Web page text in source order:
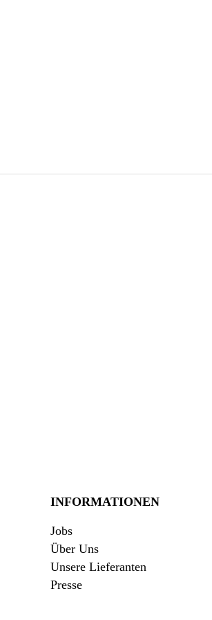
INFORMATIONEN
Jobs
Über Uns
Unsere Lieferanten
Presse